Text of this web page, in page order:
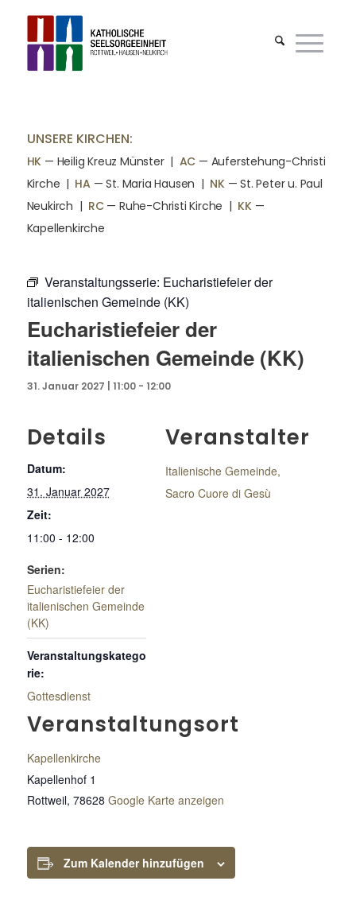
UNSERE KIRCHEN:
HK — Heilig Kreuz Münster | AC — Auferstehung-Christi
Kirche | HA — St. Maria Hausen | NK— St. Peter u. Paul
Neukirch | RC— Ruhe-Christi Kirche | KK—
Kapellenkirche
Veranstaltungsserie: Eucharistiefeier der
italienischen Gemeinde (KK)
Eucharistiefeier der
italienischen Gemeinde (KK)
31. Januar 2027 | 11:00- 12:00
Details
Datum:
31. Januar 2027
Zeit:
11:00 - 12:00
Serien:
Eucharistiefeier der
italienischen Gemeinde
(KK)
Veranstaltungskatego
rie:
Gottesdienst
Veranstaltungsort
Kapellenkirche
Kapellenhof 1
Rottweil, 78628 Google Karte anzeigen
Veranstalter
Italienische Gemeinde,
Sacro Cuore di Gesù
Zum Kalender hinzufügen